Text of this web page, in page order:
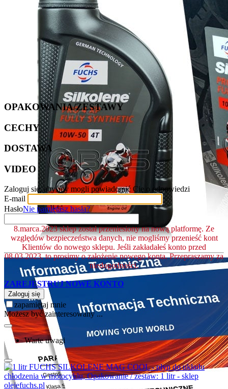
OPAKOWANIA/ZESTAWY
CECHY
DOSTAWA
VIDEO
Zaloguj się, abyśmy mogli powiadomić Cię o odpowiedzi
E-mail
HasłoNie pamiętasz hasła?
8.marca.2023 sklep został przeniesiony na nową platformę. Ze
względów bezpieczeństwa danych, nie mogliśmy przenieść kont
Klientów do nowego sklepu. Jeśli zakładałeś konto przed
08.03.2023, to prosimy o założenie nowego konta. Przepraszamy za
niedogodności.
ZAREJESTRUJ NOWE KONTO
Zaloguj się
zapamiętaj mnie
Możesz być zainteresowany ...
Warte uwagi